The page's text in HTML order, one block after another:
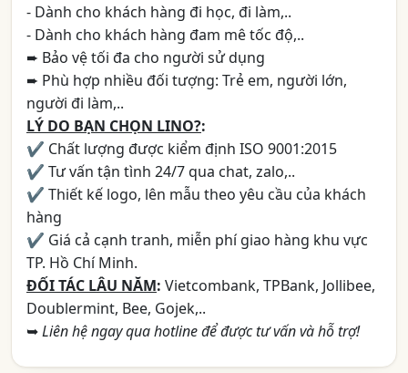
- Dành cho khách hàng đi học, đi làm,..
- Dành cho khách hàng đam mê tốc độ,..
➨ Bảo vệ tối đa cho người sử dụng
➨ Phù hợp nhiều đối tượng: Trẻ em, người lớn,
người đi làm,..
LÝ DO BẠN CHỌN LINO?:
✔ Chất lượng được kiểm định ISO 9001:2015
✔ Tư vấn tận tình 24/7 qua chat, zalo,..
✔ Thiết kế logo, lên mẫu theo yêu cầu của khách
hàng
✔ Giá cả cạnh tranh, miễn phí giao hàng khu vực
TP. Hồ Chí Minh.
ĐỐI TÁC LÂU NĂM: Vietcombank, TPBank, Jollibee,
Doublermint, Bee, Gojek,..
➥Liên hệ ngay qua hotline để được tư vấn và hỗ trợ!